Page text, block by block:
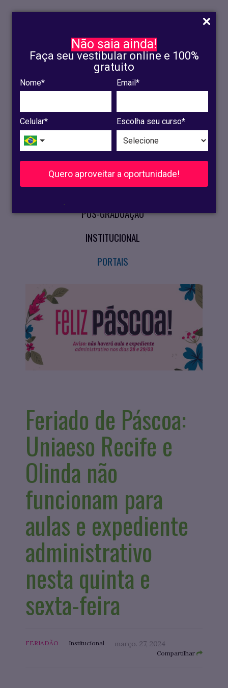
Não saia ainda!
Faça seu vestibular online e 100%
gratuito
Nome* Email*
Celular* Escolha seu curso*
Quero aproveitar a oportunidade!
.
INSCRIÇÃO
OLINDA
RECIFE
VESTIBULAR
CURSOS PRESENCIAIS
PÓS-GRADUAÇÃO
INSTITUCIONAL
PORTAIS
Feriado de Páscoa:
Uniaeso Recife e
Olinda não
funcionam para
aulas e expediente
administrativo
nesta quinta e
sexta-feira
FERIADÃO Institucional março. 27, 2024
Compartilhar